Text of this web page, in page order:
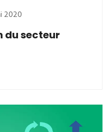
2020
du secteur